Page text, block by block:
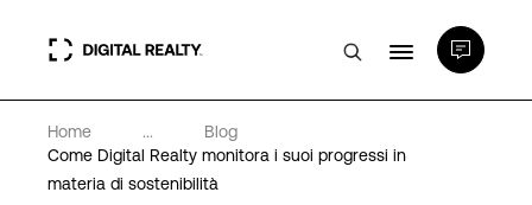
Data center
Home ...
Blog
Come Digital Realty monitora i suoi progressi in
materia di sostenibilità